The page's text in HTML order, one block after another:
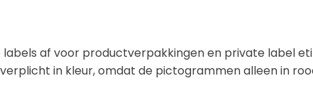
labels af voor productverpakkingen en private label
in kleur, omdat de pictogrammen alleen in